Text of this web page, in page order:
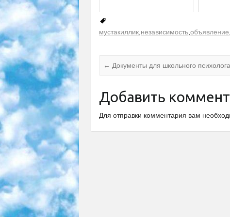
мустакиллик независимость ,объявление
← Документы для школьного психолога
Добавить
Для отправки комментария вам